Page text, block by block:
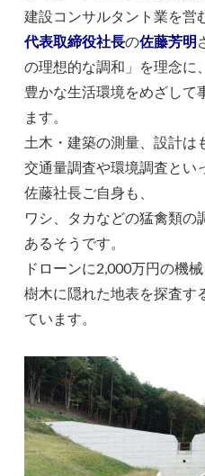
建設コンサルタント業を営
代表取締役社長の佐藤芳明
の理想的な調和」を理念に、
豊かな生活環境をめざして
ます。
土木・建築の測量、設計は
交通量調査や環境調査とい
佐藤社長ご自身も、
ワシ、タカなどの猛禽類の
あるそうです。
ドローンに2,000万円の機械
樹木に隠れた地表を探査す
ています。